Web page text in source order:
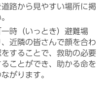
路から見やすい場所に掲
時（いっとき）避難場
近隣の皆さんで顔を合わ
することで、救助の必要
ことができ、助かる命を
がります。